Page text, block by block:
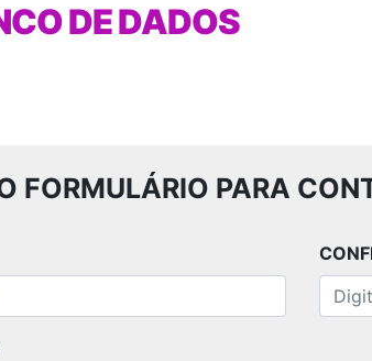
DE DADOS
FORMULÁRIO PARA